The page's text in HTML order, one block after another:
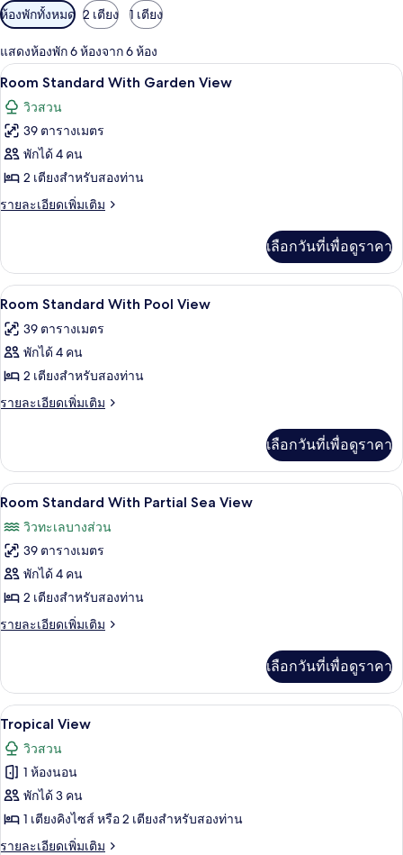
ตัว
กรอง
ที่
มี
ให้
สำหรับ
ห้อง
พัก
ห้องพักทั้งหมด 2 เตียง 1 เตียง
แสดงห้องพัก 6 ห้องจาก 6 ห้อง
เปิด
ภาพถ่าย
ทั้งหมด
ของ
Room
Standard
View
มินิบาร์ฟรี, ตู้นิรภัยในห้องพัก, โต๊ะทำง
4
Room Standard With Garden View
วิวสวน
39 ตารางเมตร
พักได้ 4 คน
2 เตียงสำหรับสองท่าน
รายละเอียดเพิ่มเติม
ราย
เกี่ยว
กับ
Room
With
Garden
เลือกวันที่เพื่อดูราคา
เปิด
ภาพถ่าย
ทั้งหมด
ของ
Room
Pool
View
มินิบาร์ฟรี, ตู้นิรภัยในห้องพัก, โต๊ะทำง
2
Room Standard With Pool View
39 ตารางเมตร
พักได้ 4 คน
2 เตียงสำหรับสองท่าน
รายละเอียดเพิ่มเติม
ราย
เกี่ยว
กับ
Room
With
Pool
View
เลือกวันที่เพื่อดูราคา
เปิด
ภาพถ่าย
ทั้งหมด
ของ
Room
Standard
Sea
View
มินิบาร์ฟรี, ตู้นิรภัยในห้องพัก, โต๊ะทำง
4
Room Standard With Partial Sea View
วิวทะเลบางส่วน
39 ตารางเมตร
พักได้ 4 คน
2 เตียงสำหรับสองท่าน
รายละเอียดเพิ่มเติม
ราย
เกี่ยว
กับ
Room
Standard
With
Partial
Sea
View
เลือกวันที่เพื่อดูราคา
เปิด
ภาพถ่าย
ทั้งหมด
ของ
Tropical
View
4
Tropical View
วิวสวน
1 ห้องนอน
พักได้ 3 คน
1 เตียงคิงไซส์ หรือ 2 เตียงสำหรับสองท่าน
รายละเอียดเพิ่มเติม
ราย